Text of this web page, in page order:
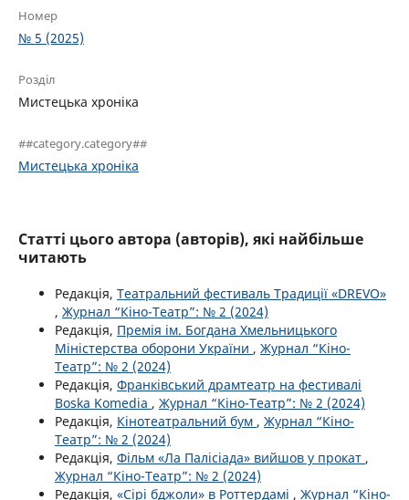
Номер
№ 5 (2025)
Розділ
Мистецька хроніка
##category.category##
Мистецька хроніка
Статті цього автора (авторів), які найбільше
читають
Редакція, Театральний фестиваль Традиції «DREVO»
, Журнал “Кіно-Театр”: № 2 (2024)
Редакція, Премія ім. Богдана Хмельницького
Міністерства оборони України , Журнал “Кіно-
Театр”: № 2 (2024)
Редакція, Франківський драмтеатр на фестивалі
Boska Komedia , Журнал “Кіно-Театр”: № 2 (2024)
Редакція, Кінотеатральний бум , Журнал “Кіно-
Театр”: № 2 (2024)
Редакція, Фільм «Ла Палісіада» вийшов у прокат ,
Журнал “Кіно-Театр”: № 2 (2024)
Редакція, «Сірі бджоли» в Роттердамі , Журнал “Кіно-